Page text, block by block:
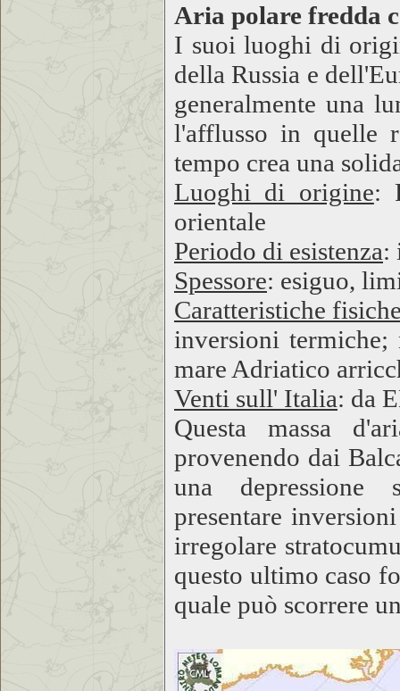
Aria polare fredda
I suoi luoghi di
della Russia e
generalmente una
l'afflusso in quelle
tempo crea una
Luoghi di origine:
orientale
Periodo di esistenza:
Spessore: esiguo,
Caratteristiche
inversioni termiche;
mare Adriatico
Venti sull' Italia: da
Questa massa
provenendo dai
una depressione
presentare
irregolare
questo ultimo caso
quale può scorrere